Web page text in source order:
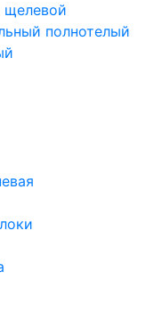
щелевой
полнотелый